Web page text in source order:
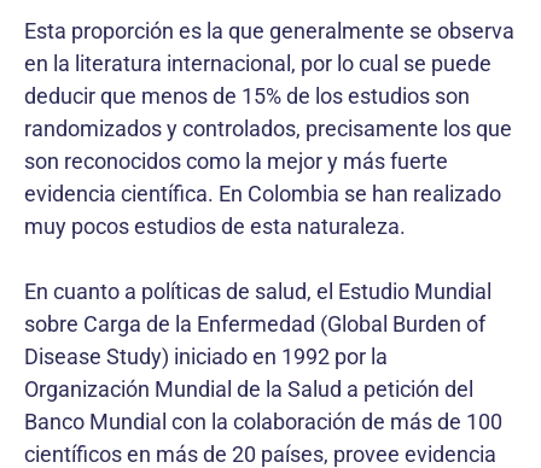
Esta proporción es la que generalmente se observa
en la literatura internacional, por lo cual se puede
deducir que menos de 15% de los estudios son
randomizados y controlados, precisamente los que
son reconocidos como la mejor y más fuerte
evidencia científica. En Colombia se han realizado
muy pocos estudios de esta naturaleza.
En cuanto a políticas de salud, el Estudio Mundial
sobre Carga de la Enfermedad (Global Burden of
Disease Study) iniciado en 1992 por la
Organización Mundial de la Salud a petición del
Banco Mundial con la colaboración de más de 100
científicos en más de 20 países, provee evidencia